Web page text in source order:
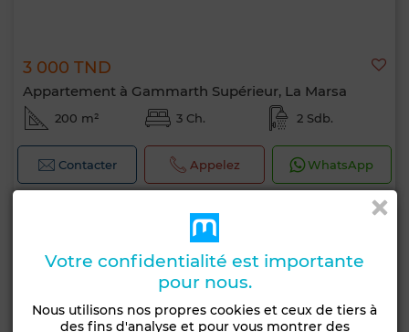
3 000 TND
Appartement à Gammarth Supérieur, La Marsa
200 m² 3 Ch. 2 Sdb.
Contacter Appelez WhatsApp
Votre confidentialité est importante
pour nous.
Nous utilisons nos propres cookies et ceux de tiers à
des fins d'analyse et pour vous montrer des